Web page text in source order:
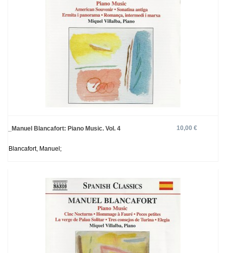
_Manuel Blancafort: Piano Music. Vol. 4 10,00 €
Blancafort, Manuel;